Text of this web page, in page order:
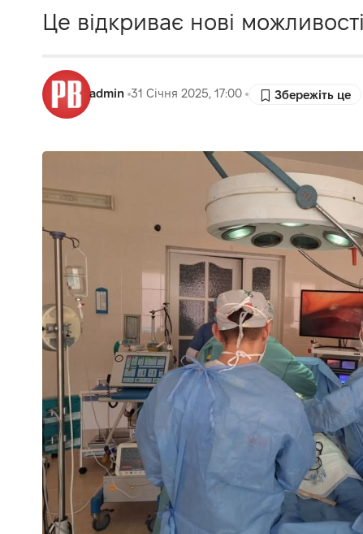
Це відкриває нові
admin 31 Січня 2025, 17:00